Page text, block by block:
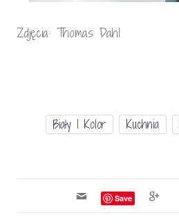
Zdjęcia: Thomas Dahl
Biały I Kolor Kuchnia
Save